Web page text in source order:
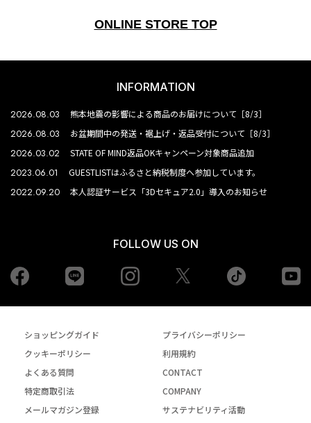
ONLINE STORE TOP
INFORMATION
2026.08.03 熊本地震の影響による商品のお届けについて［8/3］
2026.08.03 お盆期間中の発送・裾上げ・返品受付について［8/3］
2026.03.02 STATE OF MIND返品OKキャンペーン対象商品追加
2023.06.01 GUESTLISTはふるさと納税制度へ参加しています。
2022.09.20 本人認証サービス「3Dセキュア2.0」導入のお知らせ
FOLLOW US ON
Facebook Instagram tiktok
ショッピングガイド
プライバシーポリシー
クッキーポリシー
利用規約
よくある質問
CONTACT
特定商取引法
COMPANY
メールマガジン登録
サステナビリティ活動